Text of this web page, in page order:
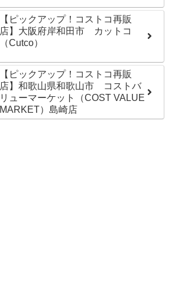
【ピックアップ！コストコ再販
店】大阪府岸和田市 カットコ
（Cutco）
【ピックアップ！コストコ再販
店】和歌山県和歌山市 コストバ
リューマーケット（COST VALUE
MARKET）島崎店